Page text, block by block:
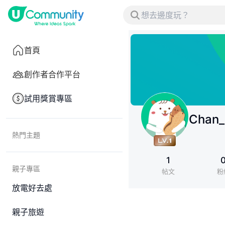
首頁
創作者合作平台
試用獎賞專區
熱門主題
親子專區
放電好去處
親子旅遊
1
帖文 粉